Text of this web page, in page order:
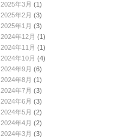
2025年3月 (1)
2025年2月 (3)
2025年1月 (3)
2024年12月 (1)
2024年11月 (1)
2024年10月 (4)
2024年9月 (6)
2024年8月 (1)
2024年7月 (3)
2024年6月 (3)
2024年5月 (2)
2024年4月 (2)
2024年3月 (3)